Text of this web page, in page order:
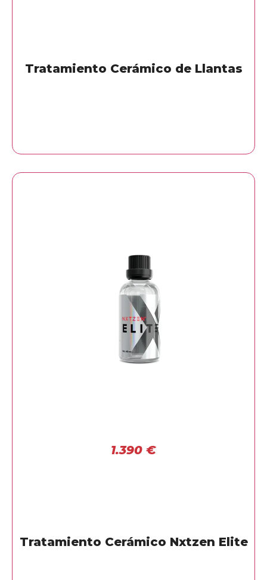
Tratamiento Cerámico de Llantas
1.390 €
Tratamiento Cerámico Nxtzen Elite